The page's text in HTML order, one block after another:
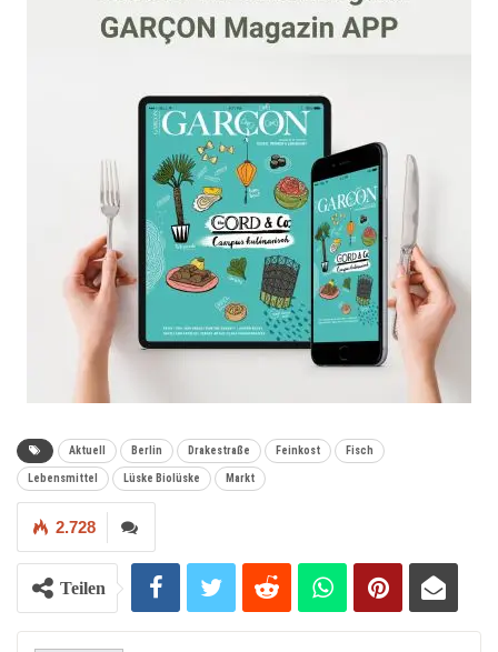
Aktuell Berlin Drakestraße Feinkost Fisch
Lebensmittel Lüske Biolüske Markt
2.728
Teilen